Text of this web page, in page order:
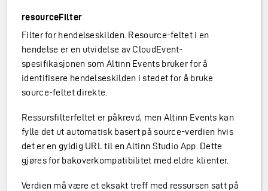
resourceFilter
Filter for hendelseskilden. Resource-feltet i en
hendelse er en utvidelse av CloudEvent-
spesifikasjonen som Altinn Events bruker for å
identifisere hendelseskilden i stedet for å bruke
source-feltet direkte.
Ressursfilterfeltet er påkrevd, men Altinn Events kan
fylle det ut automatisk basert på source-verdien hvis
det er en gyldig URL til en Altinn Studio App. Dette
gjøres for bakoverkompatibilitet med eldre klienter.
Verdien må være et eksakt treff med ressursen satt på